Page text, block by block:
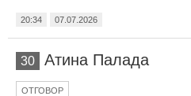
20:34 07.07.2026
30 Атина Палада
ОТГОВОР